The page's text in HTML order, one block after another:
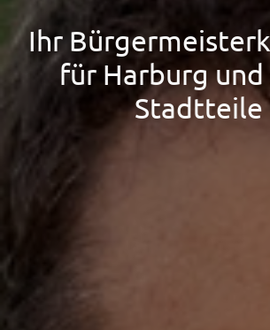
Ihr
für Harburg und
Stadtteile